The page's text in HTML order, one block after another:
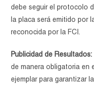
debe seguir el protocolo
la placa será emitido por
reconocida por la FCI.
Publicidad de Resultados:
de manera obligatoria en
ejemplar para garantizar